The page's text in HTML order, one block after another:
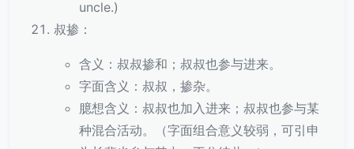
uncle.)
叔掺：
含义：叔叔掺和；叔叔也参与进来。
字面含义：叔叔，掺杂。
臆想含义：叔叔也加入进来；叔叔也参与某
种混合活动。（字面组合意义较弱，可引申